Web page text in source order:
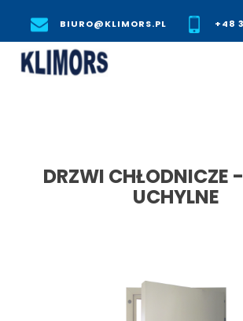
BIURO@KLIMORS.PL +48
DRZWI CHŁODNICZE
UCHYLNE